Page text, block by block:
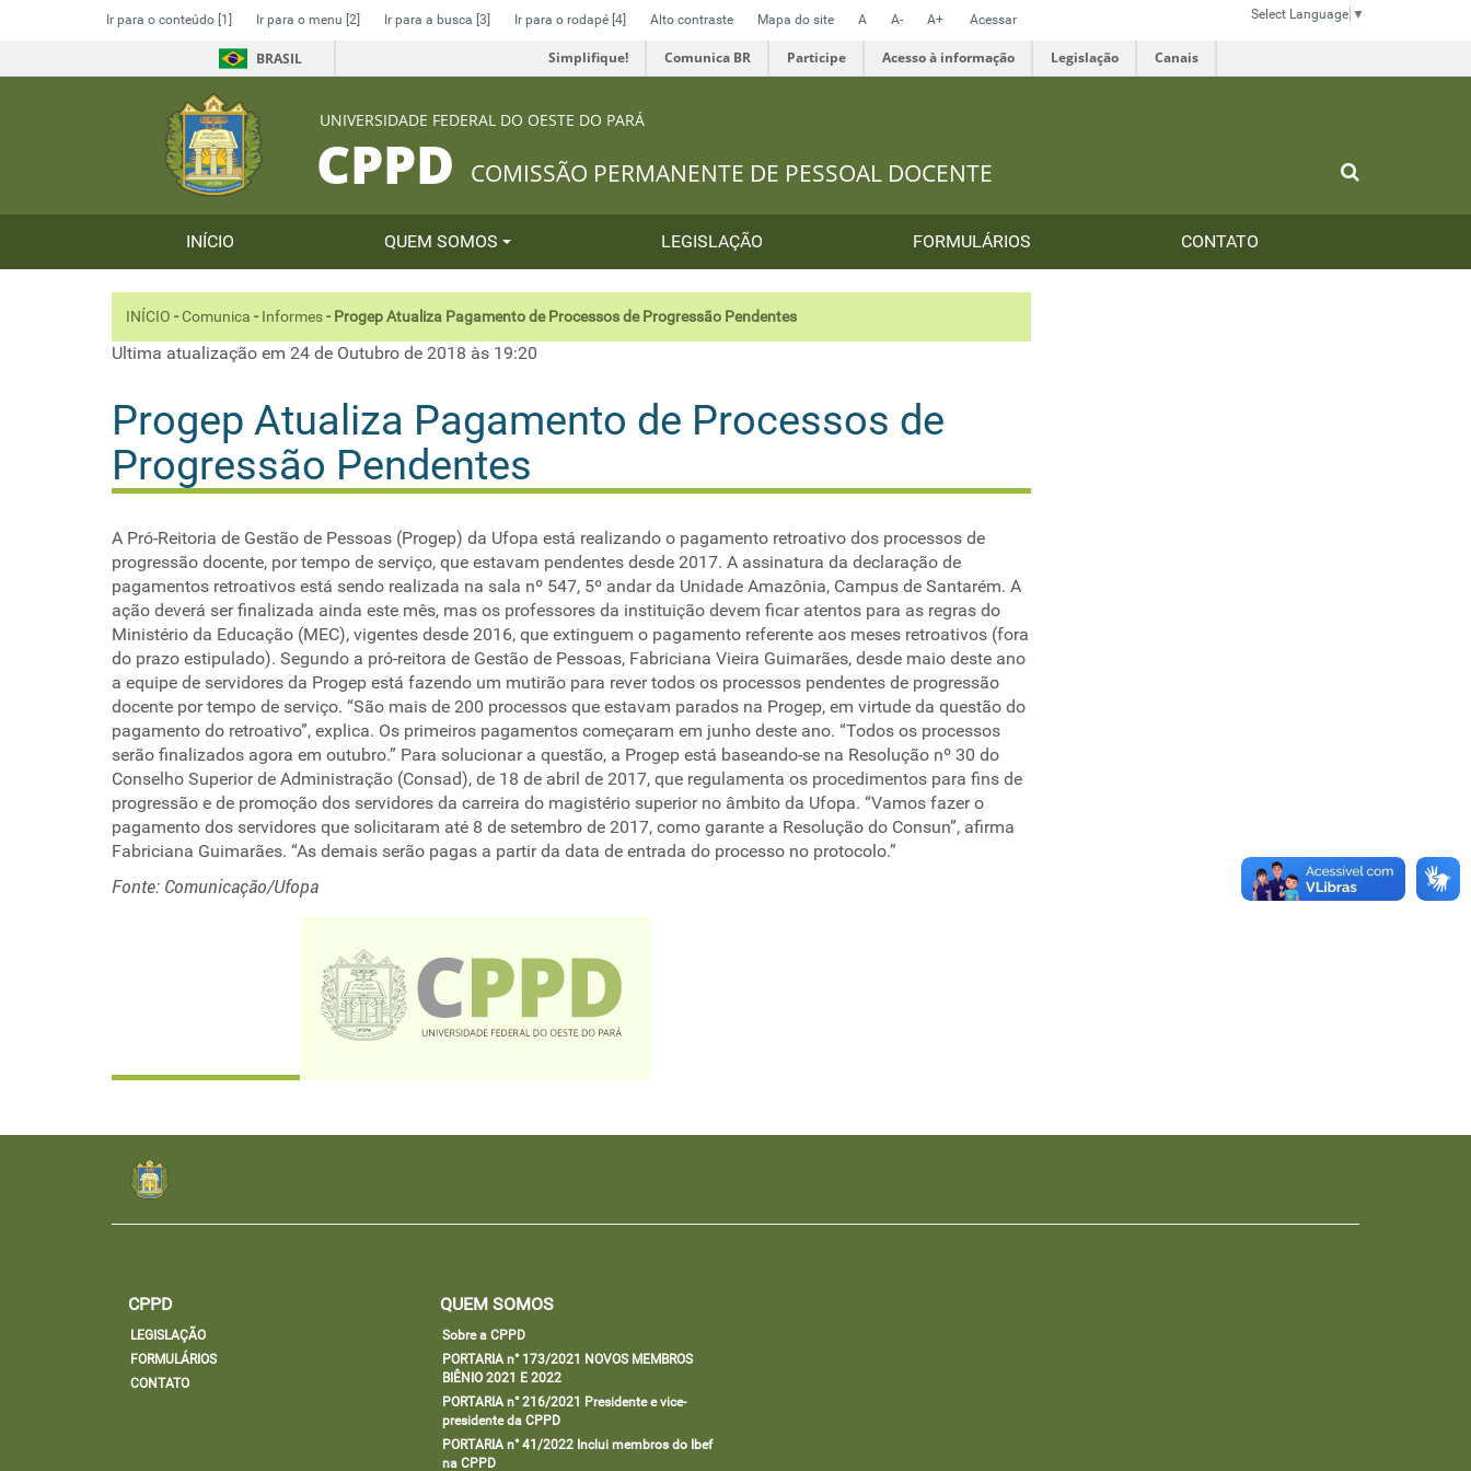
Ir para o conteúdo [1] Ir para o menu [2] Ir para a busca [3] Ir para o rodapé [4] Alto contraste Mapa do site A A- A+ Acessar Select Language ▼
BRASIL Simplifique! Comunica BR Participe Acesso à informação Legislação Canais
UNIVERSIDADE FEDERAL DO OESTE DO PARÁ
CPPD COMISSÃO PERMANENTE DE PESSOAL DOCENTE
INÍCIO QUEM SOMOS LEGISLAÇÃO FORMULÁRIOS CONTATO
INÍCIO -Comunica - Informes- Progep Atualiza Pagamento de Processos de Progressão Pendentes
Ultima atualização em 24 de Outubro de 2018 às 19:20
Progep Atualiza Pagamento de Processos de
Progressão Pendentes
A Pró-Reitoria de Gestão de Pessoas (Progep) da Ufopa está realizando o pagamento retroativo dos processos de
progressão docente, por tempo de serviço, que estavam pendentes desde 2017. A assinatura da declaração de
pagamentos retroativos está sendo realizada na sala nº 547, 5º andar da Unidade Amazônia, Campus de Santarém. A
ação deverá ser finalizada ainda este mês, mas os professores da instituição devem ficar atentos para as regras do
Ministério da Educação (MEC), vigentes desde 2016, que extinguem o pagamento referente aos meses retroativos (fora
do prazo estipulado). Segundo a pró-reitora de Gestão de Pessoas, Fabriciana Vieira Guimarães, desde maio deste ano
a equipe de servidores da Progep está fazendo um mutirão para rever todos os processos pendentes de progressão
docente por tempo de serviço. “São mais de 200 processos que estavam parados na Progep, em virtude da questão do
pagamento do retroativo”, explica. Os primeiros pagamentos começaram em junho deste ano. “Todos os processos
serão finalizados agora em outubro.” Para solucionar a questão, a Progep está baseando-se na Resolução nº 30 do
Conselho Superior de Administração (Consad), de 18 de abril de 2017, que regulamenta os procedimentos para fins de
progressão e de promoção dos servidores da carreira do magistério superior no âmbito da Ufopa. “Vamos fazer o
pagamento dos servidores que solicitaram até 8 de setembro de 2017, como garante a Resolução do Consun”, afirma
Fabriciana Guimarães. “As demais serão pagas a partir da data de entrada do processo no protocolo.”
Fonte: Comunicação/Ufopa
CPPD
LEGISLAÇÃO
FORMULÁRIOS
CONTATO
QUEM SOMOS
Sobre a CPPD
PORTARIA n° 173/2021 NOVOS MEMBROS
BIÊNIO 2021 E 2022
PORTARIA n° 216/2021 Presidente e vice-
presidente da CPPD
PORTARIA n° 41/2022 Inclui membros do Ibef
na CPPD